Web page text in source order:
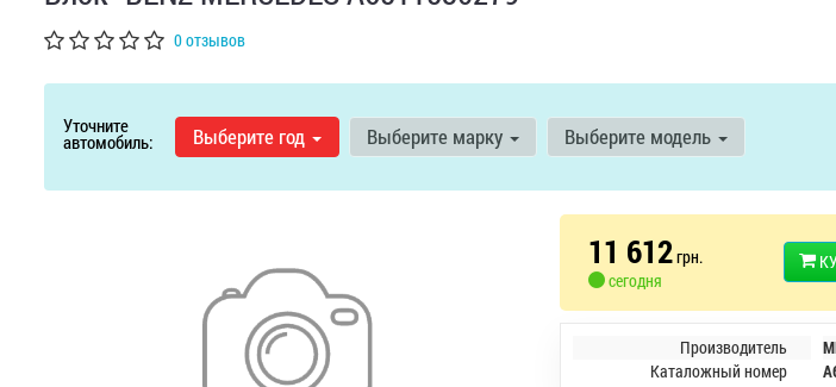
0 отзывов
Уточните
автомобиль: Выберите год Выберите марку Выберите модель
11 612грн.
сегодня
Производитель
Каталожный номер